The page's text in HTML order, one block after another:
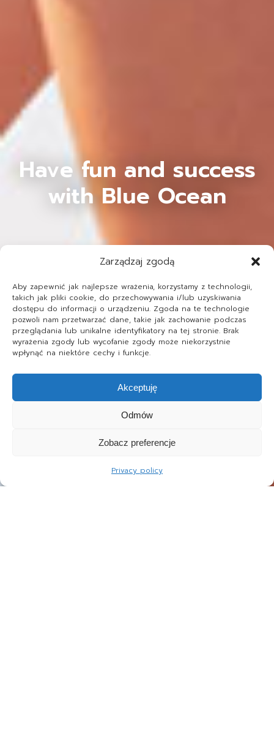
Zarządzaj zgodą
Aby zapewnić jak najlepsze wrażenia, korzystamy z technologii,
takich jak pliki cookie, do przechowywania i/lub uzyskiwania
dostępu do informacji o urządzeniu. Zgoda na te technologie
pozwoli nam przetwarzać dane, takie jak zachowanie podczas
przeglądania lub unikalne identyfikatory na tej stronie. Brak
wyrażenia zgody lub wycofanie zgody może niekorzystnie
wpłynąć na niektóre cechy i funkcje.
Akceptuję
Odmów
Zobacz preferencje
Privacy policy
Have fun and success
with Blue Ocean